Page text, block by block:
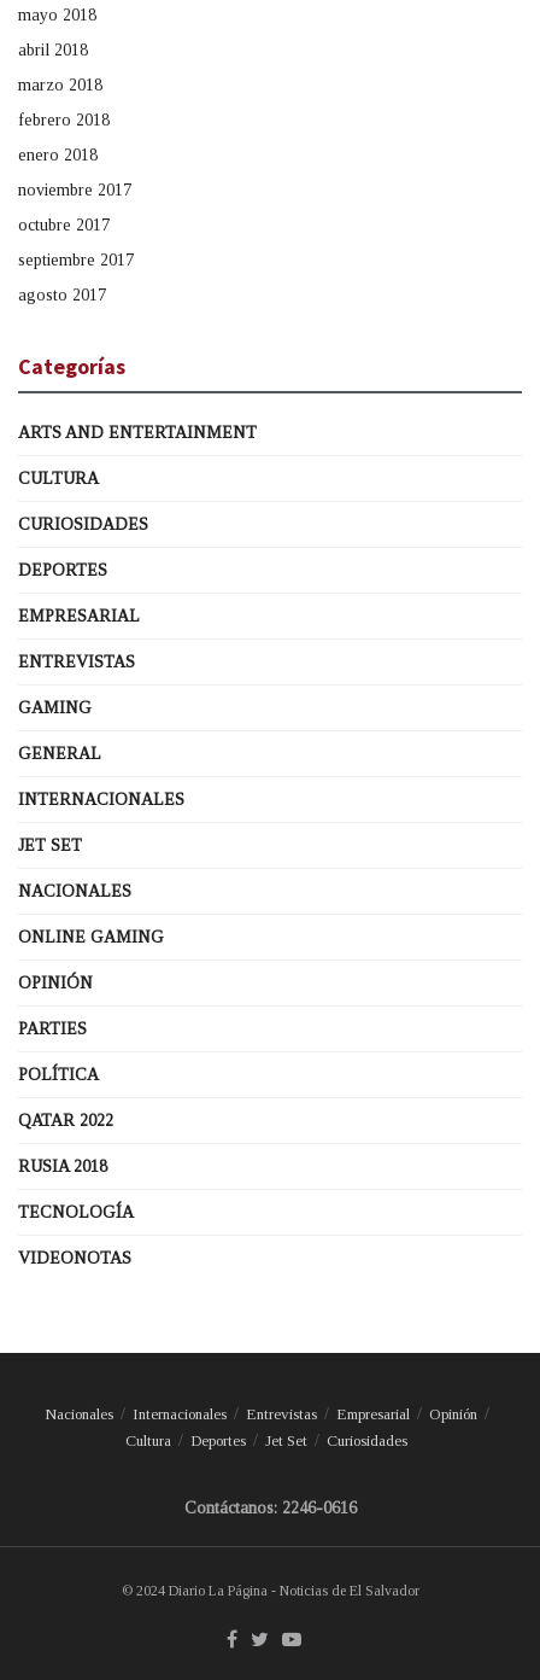
mayo 2018
abril 2018
marzo 2018
febrero 2018
enero 2018
noviembre 2017
octubre 2017
septiembre 2017
agosto 2017
Categorías
ARTS AND ENTERTAINMENT
CULTURA
CURIOSIDADES
DEPORTES
EMPRESARIAL
ENTREVISTAS
GAMING
GENERAL
INTERNACIONALES
JET SET
NACIONALES
ONLINE GAMING
OPINIÓN
PARTIES
POLÍTICA
QATAR 2022
RUSIA 2018
TECNOLOGÍA
VIDEONOTAS
Nacionales Internacionales Entrevistas Empresarial
Opinión
Cultura
Deportes Jet Set Curiosidades
Contáctanos: 2246-0616
© 2024 Diario La Página - Noticias de El Salvador